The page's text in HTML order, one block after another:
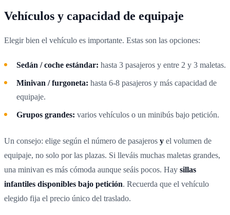
Vehículos y capacidad de equipaje
Elegir bien el vehículo es importante. Estas son las opciones:
Sedán / coche estándar: hasta 3 pasajeros y entre 2 y 3 maletas.
Minivan / furgoneta: hasta 6-8 pasajeros y más capacidad de
equipaje.
Grupos grandes: varios vehículos o un minibús bajo petición.
Un consejo: elige según el número de pasajeros y el volumen de
equipaje, no solo por las plazas. Si lleváis muchas maletas grandes,
una minivan es más cómoda aunque seáis pocos. Hay sillas
infantiles disponibles bajo petición. Recuerda que el vehículo
elegido fija el precio único del traslado.